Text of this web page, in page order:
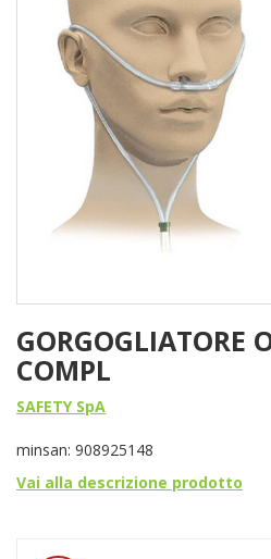
GORGOGLIATORE
COMPL
SAFETY SpA
minsan: 908925148
Vai alla descrizione prodotto